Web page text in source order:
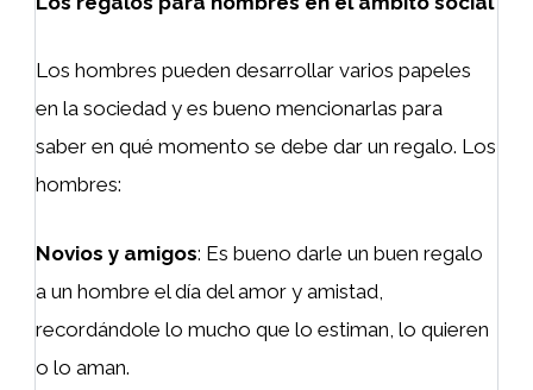
Los hombres pueden desarrollar varios papeles
en la sociedad y es bueno mencionarlas para
saber en qué momento se debe dar un regalo. Los
hombres:
Novios y amigos: Es bueno darle un buen regalo
a un hombre el día del amor y amistad,
recordándole lo mucho que lo estiman, lo quieren
o lo aman.